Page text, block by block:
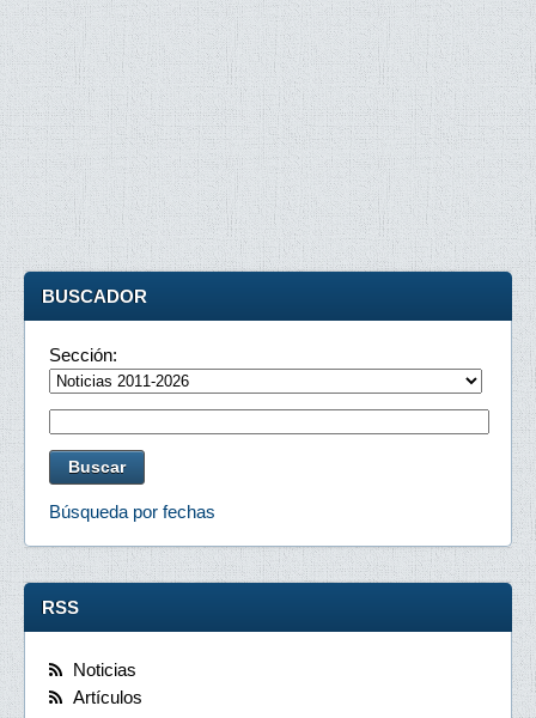
BUSCADOR
Sección:
Búsqueda por fechas
RSS
Noticias
Artículos